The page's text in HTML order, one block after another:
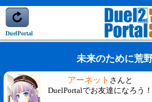
DuelPortal
未来のために荒
アーネット さんと
DuelPortalでお友達になろう！